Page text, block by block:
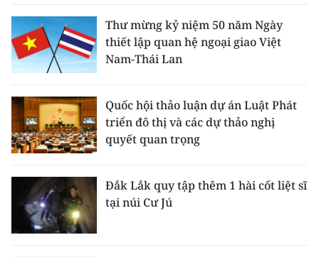
Thư mừng kỷ niệm 50 năm Ngày
thiết lập quan hệ ngoại giao Việt
Nam-Thái Lan
Quốc hội thảo luận dự án Luật Phát
triển đô thị và các dự thảo nghị
quyết quan trọng
Đắk Lắk quy tập thêm 1 hài cốt liệt sĩ
tại núi Cư Jú